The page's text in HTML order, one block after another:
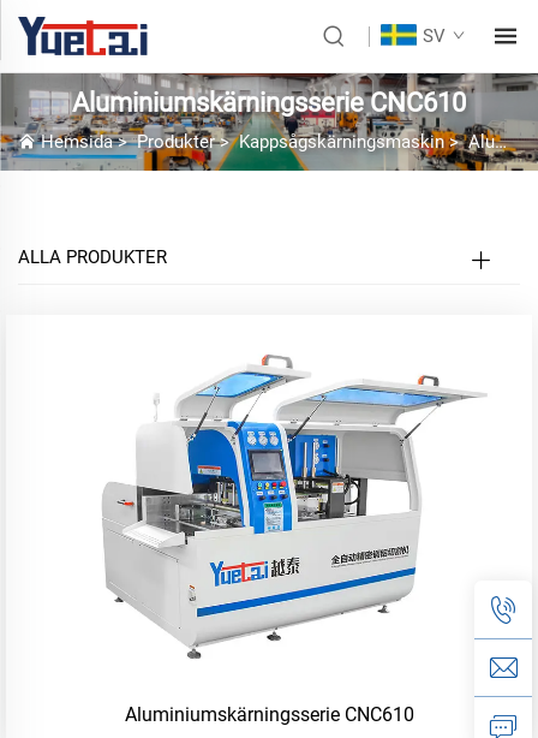
SV
Aluminiumskärningsserie CNC610
Hemsida>Produkter>Kappsågskärningsmaskin>Aluminiumskärningsserie CNC610
ALLA PRODUKTER
Aluminiumskärningsserie CNC610